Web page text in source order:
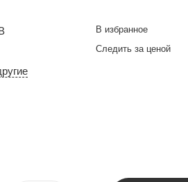
В избранное
Следить за ценой